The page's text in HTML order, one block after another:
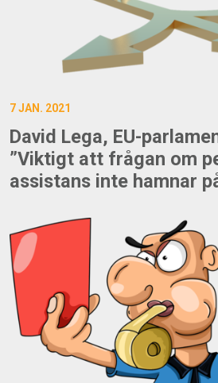
7 JAN. 2021
David Lega, EU-
”Viktigt att frågan om
assistans inte hamnar